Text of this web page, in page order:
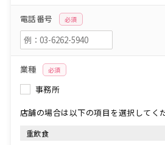
電話番号 必須
業種 必須
事務所
店舗の場合は以下の項目を選択してく
重飲食